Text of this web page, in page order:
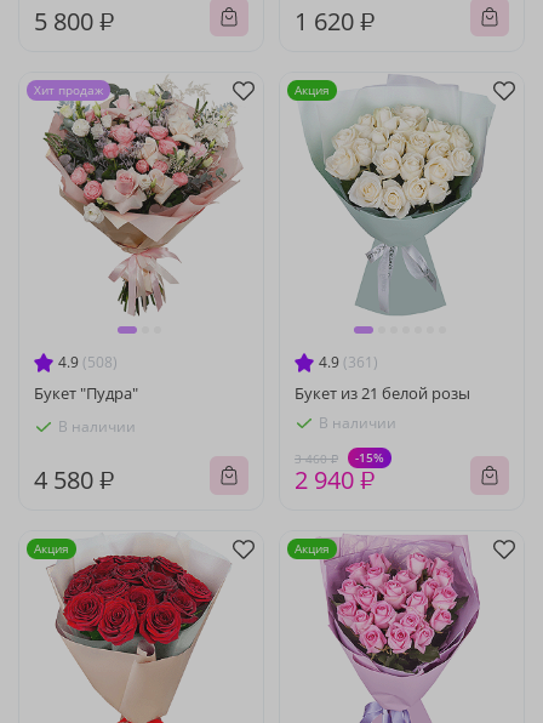
5 800 ₽ 1 620 ₽
4.9 (508)
Букет "Пудра"
В наличии
4 580 ₽
Хит продаж
4.9 (361)
Букет из 21 белой розы
В наличии
3 460 ₽ -15%
2 940 ₽
Акция
Акция Акция